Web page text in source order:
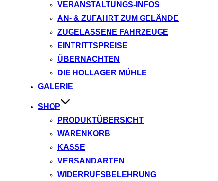
VERANSTALTUNGS-INFOS
AN- & ZUFAHRT ZUM GELÄNDE
ZUGELASSENE FAHRZEUGE
EINTRITTSPREISE
ÜBERNACHTEN
DIE HOLLAGER MÜHLE
GALERIE
SHOP
PRODUKTÜBERSICHT
WARENKORB
KASSE
VERSANDARTEN
WIDERRUFSBELEHRUNG